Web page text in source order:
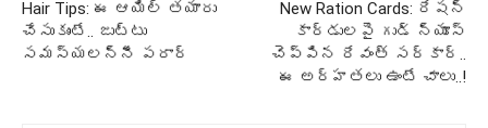
Hair Tips: ఈ ఆయిల్ తయారు
చేసుకుంటే.. జుట్టు
సమస్యలన్నీ పరార్
New Ration Cards: రేషన్‌
కార్డులపై గుడ్‌ న్యూస్‌
చెప్పిన రేవంత్‌ సర్కార్‌..
ఈ అర్హతలు ఉంటే చాలు..!